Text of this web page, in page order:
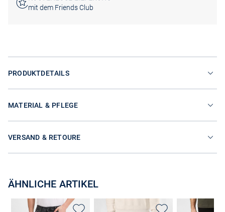
mit dem Friends Club
PRODUKTDETAILS
MATERIAL & PFLEGE
VERSAND & RETOURE
ÄHNLICHE ARTIKEL